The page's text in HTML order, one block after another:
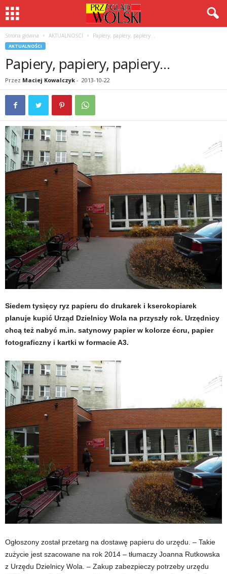
Strona główna AKTUALNOŚCI Papiery, papiery, papiery…
AKTUALNOŚCI
Papiery, papiery, papiery…
Przez Maciej Kowalczyk - 2013-10-22
Siedem tysięcy ryz papieru do drukarek i kserokopiarek
planuje kupić Urząd Dzielnicy Wola na przyszły rok. Urzędnicy
chcą też nabyć m.in. satynowy papier w kolorze écru, papier
fotograficzny i kartki w formacie A3.
Ogłoszony został przetarg na dostawę papieru do urzędu. – Takie
zużycie jest szacowane na rok 2014 – tłumaczy Joanna Rutkowska
z Urzędu Dzielnicy Wola. – Zakup zabezpieczy potrzeby urzędu